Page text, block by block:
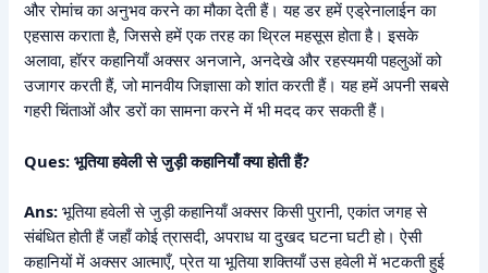
और रोमांच का अनुभव करने का मौका देती हैं। यह डर हमें एड्रेनालाईन का
एहसास कराता है, जिससे हमें एक तरह का थ्रिल महसूस होता है। इसके
अलावा, हॉरर कहानियाँ अक्सर अनजाने, अनदेखे और रहस्यमयी पहलुओं को
उजागर करती हैं, जो मानवीय जिज्ञासा को शांत करती हैं। यह हमें अपनी सबसे
गहरी चिंताओं और डरों का सामना करने में भी मदद कर सकती हैं।
Ques: भूतिया हवेली से जुड़ी कहानियाँ क्या होती हैं?
Ans: भूतिया हवेली से जुड़ी कहानियाँ अक्सर किसी पुरानी, एकांत जगह से
संबंधित होती हैं जहाँ कोई त्रासदी, अपराध या दुखद घटना घटी हो। ऐसी
कहानियों में अक्सर आत्माएँ, प्रेत या भूतिया शक्तियाँ उस हवेली में भटकती हुई